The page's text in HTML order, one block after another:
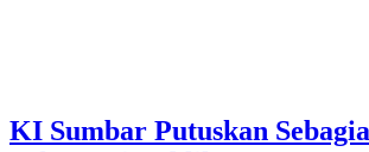
KI Sumbar Putuskan